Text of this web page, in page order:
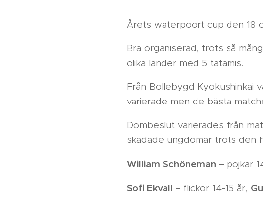
Årets waterpoort cup den 18
Bra organiserad, trots så
olika länder med 5 tatamis.
Från Bollebygd Kyokushinkai
varierade men de bästa
Dombeslut varierades från
skadade ungdomar trots den
William Schöneman – pojkar
Sofi Ekvall – flickor 14-15 år,